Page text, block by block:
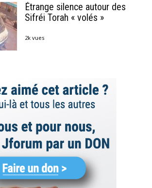
Étrange silence autour des
Sifréi Torah « volés »
2k vues